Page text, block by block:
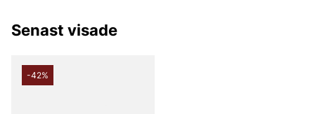
Senast visade
-42%